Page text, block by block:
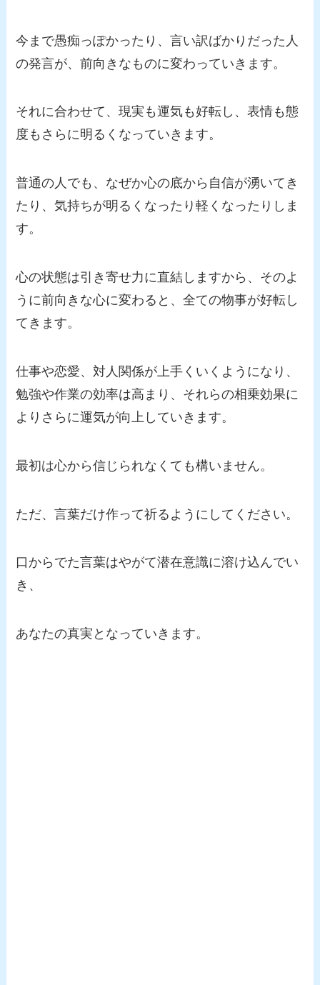
今まで愚痴っぽかったり、言い訳ばかりだった人
の発言が、前向きなものに変わっていきます。
それに合わせて、現実も運気も好転し、表情も態
度もさらに明るくなっていきます。
普通の人でも、なぜか心の底から自信が湧いてき
たり、気持ちが明るくなったり軽くなったりしま
す。
心の状態は引き寄せ力に直結しますから、そのよ
うに前向きな心に変わると、全ての物事が好転し
てきます。
仕事や恋愛、対人関係が上手くいくようになり、
勉強や作業の効率は高まり、それらの相乗効果に
よりさらに運気が向上していきます。
最初は心から信じられなくても構いません。
ただ、言葉だけ作って祈るようにしてください。
口からでた言葉はやがて潜在意識に溶け込んでい
き、
あなたの真実となっていきます。